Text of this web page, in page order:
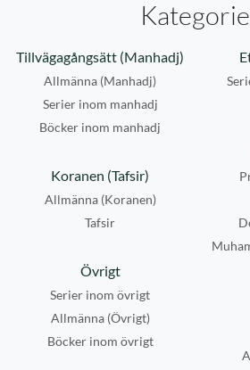
Tillvägagångsätt (Manhadj)
Allmänna (Manhadj)
Serier inom manhadj
Böcker inom manhadj
Koranen (Tafsir)
Allmänna (Koranen)
Tafsir
Övrigt
Serier inom övrigt
Allmänna (Övrigt)
Böcker inom övrigt